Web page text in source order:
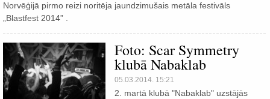
Norvēģijā pirmo reizi noritēja jaundzimušais metāla festivāls
„Blastfest 2014” .
Foto: Scar Symmetry
klubā Nabaklab
05.03.2014. 15:21
2. martā klubā "Nabaklab" uzstājās